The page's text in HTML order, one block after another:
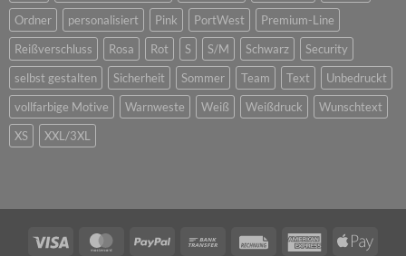
Ordner
personalisiert Pink PortWest
Premium-Line
Reißverschluss
Rosa Rot S S/M Schwarz
Security
selbst gestalten
Sicherheit Sommer Team Text
Unbedruckt
vollfarbige Motive
Warnweste Weiß Weißdruck
Wunschtext
XS
XXL/3XL
Visa MasterCardPayPal
Bank
Rechung
AmericanApple